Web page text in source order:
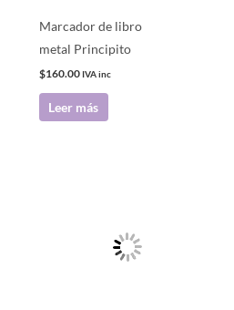
Marcador de libro
metal Principito
$160.00 IVA inc
Leer más